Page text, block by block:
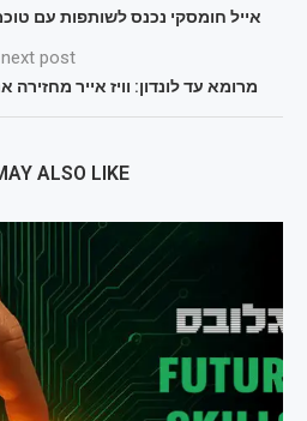
אייל חומסקי נכנס לשותפות עם
next post
מרומא עד לונדון: וויז אייר
ALSO LIKE